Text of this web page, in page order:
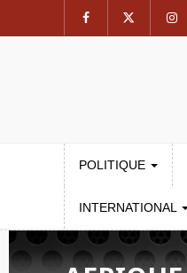
POLITIQUE
INTERNATIONAL